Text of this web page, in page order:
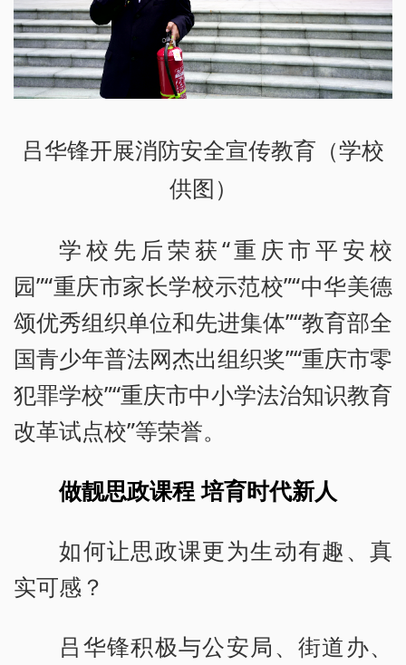
吕华锋开展消防安全宣传教育（学校
供图）
学校先后荣获“重庆市平安校
园”“重庆市家长学校示范校”“中华美德
颂优秀组织单位和先进集体”“教育部全
国青少年普法网杰出组织奖”“重庆市零
犯罪学校”“重庆市中小学法治知识教育
改革试点校”等荣誉。
做靓思政课程 培育时代新人
如何让思政课更为生动有趣、真
实可感？
吕华锋积极与公安局、街道办、